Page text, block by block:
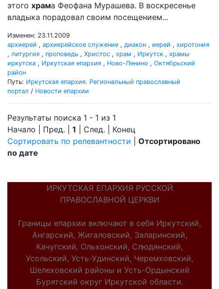
этого храма Феофана Мурашева. В воскресенье
владыка порадовал своим посещением...
Изменен: 23.11.2009
архиерей , архиерейское служение , диакон , иерей , хиротония
, литургия , проповедь , Христос , храм , Иркутск , храмы
иркутска , Иркутская епархия , Ново-Ленино , Октябрьский
район
Путь: Иркутская епархия. Региональный православный
портал / Новости епархии
Результаты поиска 1 - 1 из 1
Начало | Пред. | 1 | След. | Конец
Сортировать по релевантности
Отсортировано
по дате
ИРКУТСКАЯ ЕПАРХИЯ РУССКОЙ
ПРАВОСЛАВНОЙ ЦЕРКВИ
Границы епархии включают в себя Иркутский,
Ангарский, Жигаловский, Заларинский,
Качугский, Ольхонский, Слюдянский,
Усольский, Усть-Удинский, Черемховский,
Шелеховский районы и Усть-Ордынский
Бурятский округ Иркутской области.